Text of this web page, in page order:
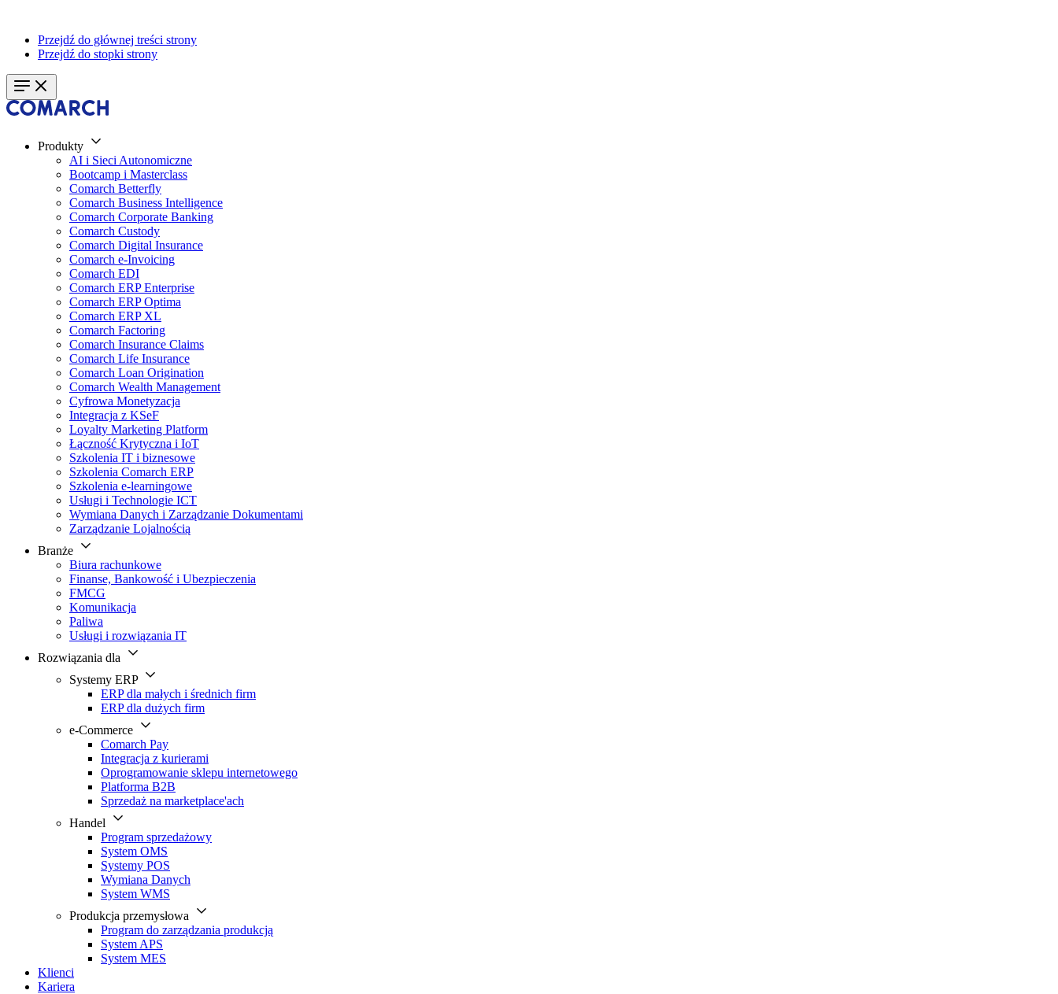
Przejdź do głównej treści strony
Przejdź do stopki strony
Produkty
AI i Sieci Autonomiczne
Bootcamp i Masterclass
Comarch Betterfly
Comarch Business Intelligence
Comarch Corporate Banking
Comarch Custody
Comarch Digital Insurance
Comarch e-Invoicing
Comarch EDI
Comarch ERP Enterprise
Comarch ERP Optima
Comarch ERP XL
Comarch Factoring
Comarch Insurance Claims
Comarch Life Insurance
Comarch Loan Origination
Comarch Wealth Management
Cyfrowa Monetyzacja
Integracja z KSeF
Loyalty Marketing Platform
Łączność Krytyczna i IoT
Szkolenia IT i biznesowe
Szkolenia Comarch ERP
Szkolenia e-learningowe
Usługi i Technologie ICT
Wymiana Danych i Zarządzanie Dokumentami
Zarządzanie Lojalnością
Branże
Biura rachunkowe
Finanse, Bankowość i Ubezpieczenia
FMCG
Komunikacja
Paliwa
Usługi i rozwiązania IT
Rozwiązania dla
Systemy ERP
ERP dla małych i średnich firm
ERP dla dużych firm
e-Commerce
Comarch Pay
Integracja z kurierami
Oprogramowanie sklepu internetowego
Platforma B2B
Sprzedaż na marketplace'ach
Handel
Program sprzedażowy
System OMS
Systemy POS
Wymiana Danych
System WMS
Produkcja przemysłowa
Program do zarządzania produkcją
System APS
System MES
Klienci
Kariera